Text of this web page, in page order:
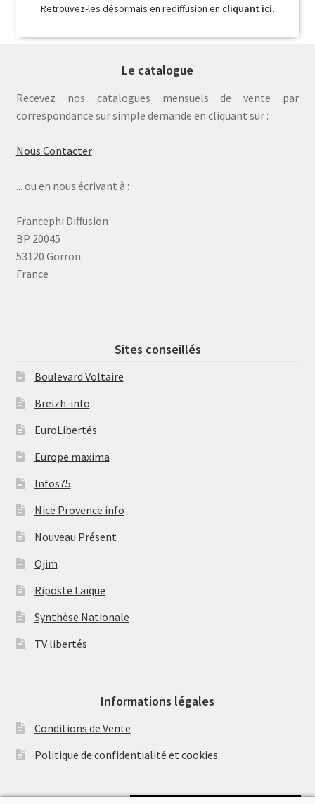
Retrouvez-les désormais en rediffusion en cliquant ici.
Le catalogue
Recevez nos catalogues mensuels de vente par
correspondance sur simple demande en cliquant sur :
Nous Contacter
... ou en nous écrivant à :
Francephi Diffusion
BP 20045
53120 Gorron
France
Sites conseillés
Boulevard Voltaire
Breizh-info
EuroLibertés
Europe maxima
Infos75
Nice Provence info
Nouveau Présent
Ojim
Riposte Laïque
Synthèse Nationale
TV libertés
Informations légales
Conditions de Vente
Politique de confidentialité et cookies